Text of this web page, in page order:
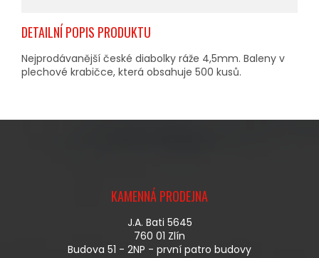
DETAILNÍ POPIS PRODUKTU
Nejprodávanější české diabolky ráže 4,5mm. Baleny v
plechové krabičce, která obsahuje 500 kusů.
KAMENNÁ PRODEJNA
J.A. Bati 5645
760 01 Zlín
Budova 51 - 2NP - první patro budovy